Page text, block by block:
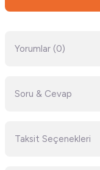
Yorumlar (0)
Soru & Cevap
Taksit Seçenekleri